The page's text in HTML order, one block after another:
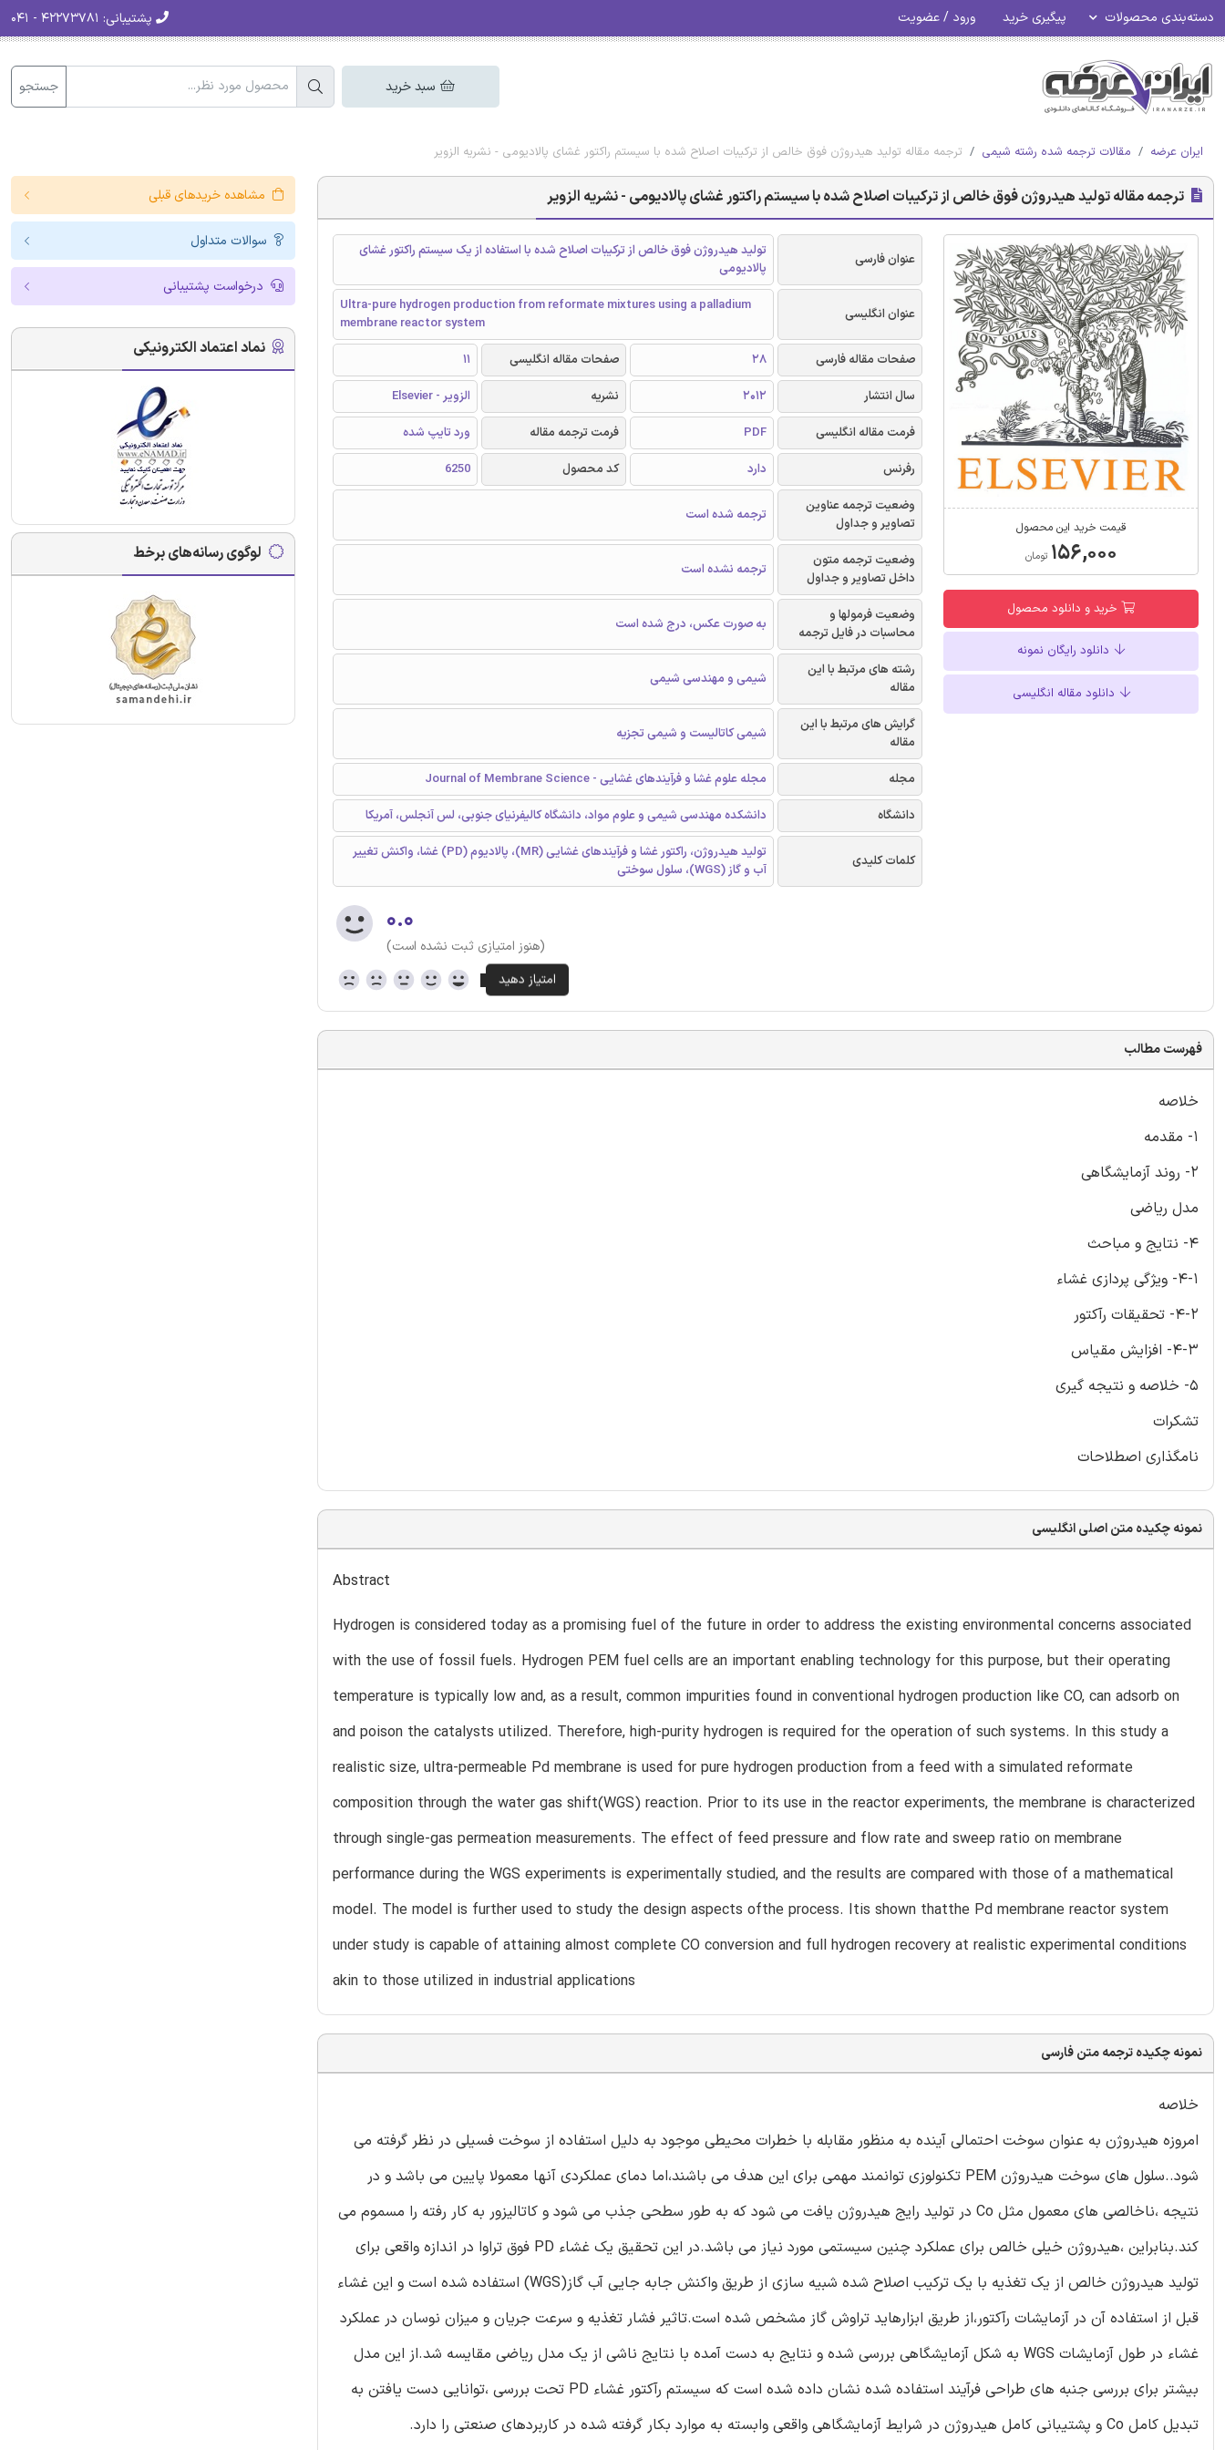
دسته‌بندی محصولات پیگیری خرید ورود / عضویت پشتیبانی:
سبد خرید جستجو
ایران عرضه مقالات ترجمه شده رشته شیمی ترجمه مقاله تولید هیدروژن فوق خالص از ترکیبات اصلاح شده با سیستم راکتور غشای پالادیومی - نشریه الزویر
ترجمه مقاله تولید هیدروژن فوق خالص از ترکیبات اصلاح شده با سیستم راکتور غشای پالادیومی - نشریه الزویر
قیمت خرید این محصول
۱۵۶,۰۰۰ تومان
خرید و دانلود محصول
دانلود رایگان نمونه
دانلود مقاله انگلیسی
عنوان فارسی
تولید هیدروژن فوق خالص از ترکیبات اصلاح شده با استفاده از یک سیستم راکتور غشای
پالادیومی
عنوان انگلیسی
Ultra-pure hydrogen production from reformate mixtures using a palladium
membrane reactor system
صفحات مقاله فارسی
28 صفحات مقاله انگلیسی
11
سال انتشار
2012 نشریه
الزویر - Elsevier
فرمت مقاله انگلیسی
PDF فرمت ترجمه مقاله
ورد تایپ شده
رفرنس
دارد کد محصول
6250
وضعیت ترجمه عناوین
تصاویر و جداول
ترجمه شده است
وضعیت ترجمه متون
داخل تصاویر و جداول
ترجمه نشده است
وضعیت فرمولها و
محاسبات در فایل ترجمه
به صورت عکس، درج شده است
رشته های مرتبط با این
مقاله
شیمی و مهندسی شیمی
گرایش های مرتبط با این
مقاله
شیمی کاتالیست و شیمی تجزیه
مجله
مجله علوم غشا و فرآیندهای غشایی - Journal of Membrane Science
دانشگاه
دانشکده مهندسی شیمی و علوم مواد، دانشگاه کالیفرنیای جنوبی، لس آنجلس، آمریکا
کلمات کلیدی
تولید هیدروژن، راکتور غشا و فرآیندهای غشایی (MR)، پالادیوم (PD) غشا، واکنش تغییر
آب و گاز (WGS)، سلول سوختی
۰.۰
(هنوز امتیازی ثبت نشده است)
فهرست مطالب
خلاصه
1- مقدمه
2- روند آزمایشگاهی
مدل ریاضی
4- نتایج و مباحث
4-1- ویژگی پردازی غشاء
4-2- تحقیقات رآکتور
4-3- افزایش مقیاس
5- خلاصه و نتیجه گیری
تشکرات
نامگذاری اصطلاحات
نمونه چکیده متن اصلی انگلیسی
Abstract
Hydrogen is considered today as a promising fuel of the future in order to address the existing environmental concerns associated
with the use of fossil fuels. Hydrogen PEM fuel cells are an important enabling technology for this purpose, but their operating
temperature is typically low and, as a result, common impurities found in conventional hydrogen production like CO, can adsorb on
and poison the catalysts utilized. Therefore, high-purity hydrogen is required for the operation of such systems. In this study a
realistic size, ultra-permeable Pd membrane is used for pure hydrogen production from a feed with a simulated reformate
composition through the water gas shift(WGS) reaction. Prior to its use in the reactor experiments, the membrane is characterized
through single-gas permeation measurements. The effect of feed pressure and flow rate and sweep ratio on membrane
performance during the WGS experiments is experimentally studied, and the results are compared with those of a mathematical
model. The model is further used to study the design aspects ofthe process. Itis shown thatthe Pd membrane reactor system
under study is capable of attaining almost complete CO conversion and full hydrogen recovery at realistic experimental conditions
akin to those utilized in industrial applications
نمونه چکیده ترجمه متن فارسی
خلاصه
امروزه هیدروژن به عنوان سوخت احتمالی آینده به منظور مقابله با خطرات محیطی موجود به دلیل استفاده از سوخت فسیلی در نظر گرفته می
شود..سلول های سوخت هیدروژن PEM تکنولوزی توانمند مهمی برای این هدف می باشند،اما دمای عملکردی آنها معمولا پایین می باشد و در
نتیجه ،ناخالصی های معمول مثل Co در تولید رایج هیدروژن یافت می شود که به طور سطحی جذب می شود و کاتالیزور به کار رفته را مسموم می
کند.بنابراین ،هیدروژن خیلی خالص برای عملکرد چنین سیستمی مورد نیاز می باشد.در این تحقیق یک غشاء PD فوق تراوا در اندازه واقعی برای
تولید هیدروژن خالص از یک تغذیه با یک ترکیب اصلاح شده شبیه سازی از طریق واکنش جابه جایی آب گاز(WGS) استفاده شده است و این غشاء
قبل از استفاده آن در آزمایشات رآکتور،از طریق ابزارهاید تراوش گاز مشخص شده است.تاثیر فشار تغذیه و سرعت جریان و میزان نوسان در عملکرد
غشاء در طول آزمایشات WGS به شکل آزمایشگاهی بررسی شده و نتایج به دست آمده با نتایج ناشی از یک مدل ریاضی مقایسه شد.از این مدل
بیشتر برای بررسی جنبه های طراحی فرآیند استفاده شده نشان داده شده است که سیستم رآکتور غشاء PD تحت بررسی ،توانایی دست یافتن به
تبدیل کامل Co و پشتیبانی کامل هیدروژن در شرایط آزمایشگاهی واقعی وابسته به موارد بکار گرفته شده در کاربردهای صنعتی را دارد.
مشاهده خریدهای قبلی
سوالات متداول
درخواست پشتیبانی
نماد اعتماد الکترونیکی
لوگوی رسانه‌های برخط